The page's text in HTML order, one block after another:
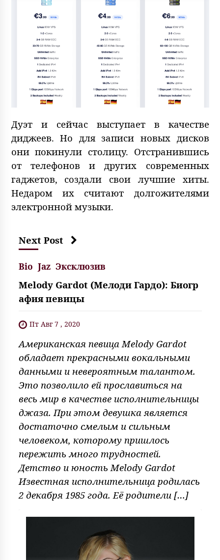
Дуэт и сейчас выступает в качестве
диджеев. Но для записи новых дисков
они покинули столицу. Отстранившись
от телефонов и других современных
гаджетов, создали свои лучшие хиты.
Недаром их считают долгожителями
электронной музыки.
Next Post
Bio Jaz Эксклюзив
Melody Gardot (Мелоди Гардо): Биогр
афия певицы
Пт Авг 7 , 2020
Американская певица Melody Gardot
обладает прекрасными вокальными
данными и невероятным талантом.
Это позволило ей прославиться на
весь мир в качестве исполнительницы
джаза. При этом девушка является
достаточно смелым и сильным
человеком, которому пришлось
пережить много трудностей.
Детство и юность Melody Gardot
Известная исполнительница родилась
2 декабря 1985 года. Её родители […]